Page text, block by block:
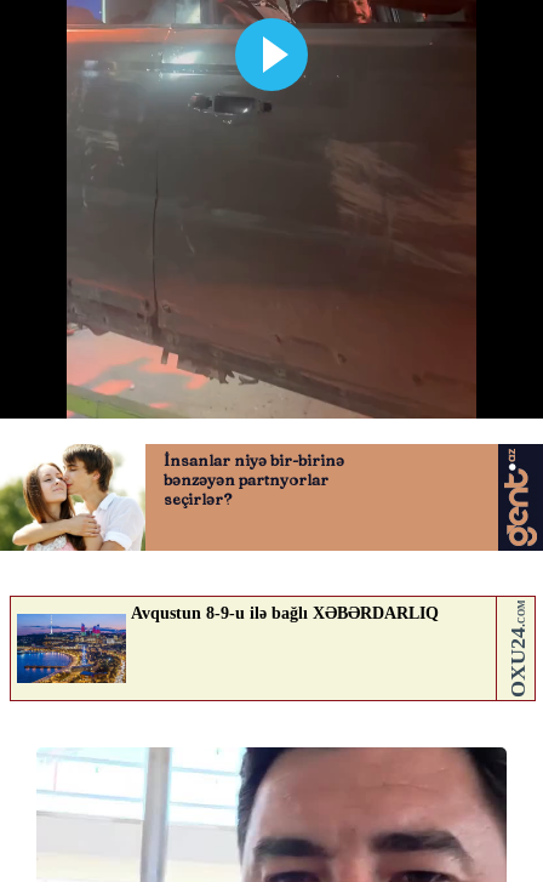
Sezon finalını belə çəkdilər
QAFQAZINFO.AZ
Nə düşünürsən?